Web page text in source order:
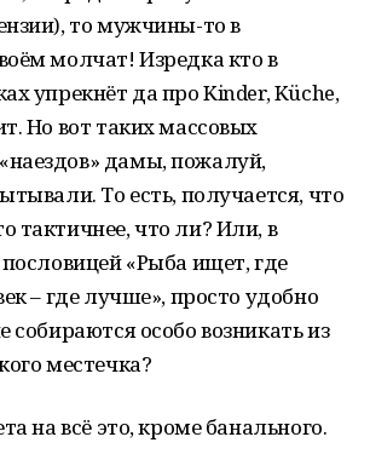
то мужчины-то в
молчат! Изредка кто в
упрекнёт да про Kinder, Küche,
Но вот таких массовых
дамы, пожалуй,
То есть, получается, что
тактичнее, что ли? Или, в
пословицей «Рыба ищет, где
– где лучше», просто удобно
собираются особо возникать из
местечка?
на всё это, кроме банального.